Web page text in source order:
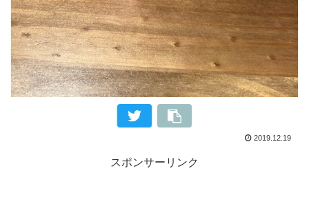
2019.12.19
スポンサーリンク